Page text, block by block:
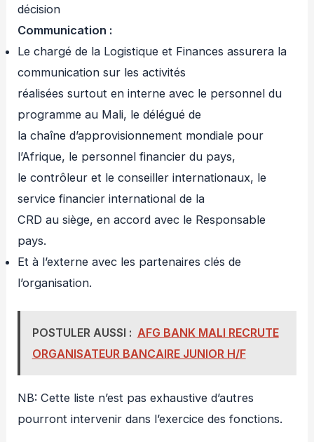
décision
Communication :
Le chargé de la Logistique et Finances assurera la
communication sur les activités
réalisées surtout en interne avec le personnel du
programme au Mali, le délégué de
la chaîne d’approvisionnement mondiale pour
l’Afrique, le personnel financier du pays,
le contrôleur et le conseiller internationaux, le
service financier international de la
CRD au siège, en accord avec le Responsable
pays.
Et à l’externe avec les partenaires clés de
l’organisation.
POSTULER AUSSI : AFG BANK MALI RECRUTE
ORGANISATEUR BANCAIRE JUNIOR H/F
NB: Cette liste n’est pas exhaustive d’autres
pourront intervenir dans l’exercice des fonctions.